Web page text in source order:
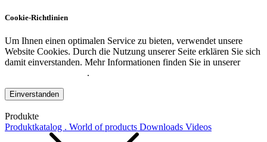
Cookie-Richtlinien
Um Ihnen einen optimalen Service zu bieten, verwendet unsere
Website Cookies. Durch die Nutzung unserer Seite erklären Sie sich
damit einverstanden. Mehr Informationen finden Sie in unserer
.
Einverstanden
Produkte
Produktkatalog . World of products Downloads Videos